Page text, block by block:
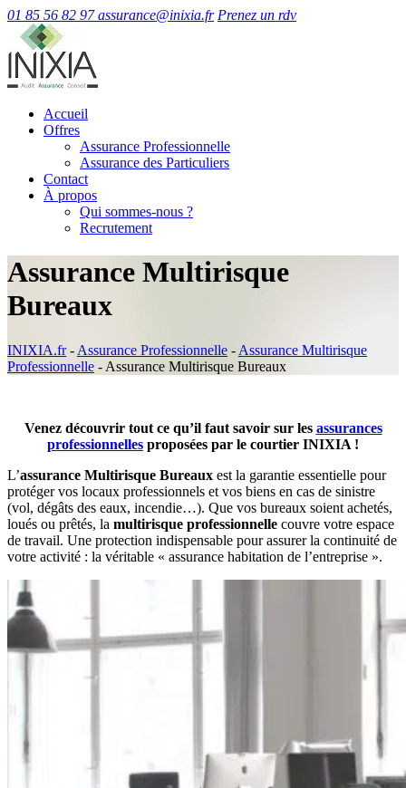
01 85 56 82 97 assurance@inixia.fr Prenez un rdv
Accueil
Offres
Assurance Professionnelle
Assurance des Particuliers
Contact
À propos
Qui sommes-nous ?
Recrutement
Assurance Multirisque
Bureaux
INIXIA.fr- Assurance Professionnelle - Assurance Multirisque
Professionnelle - Assurance Multirisque Bureaux
Venez découvrir tout ce qu’il faut savoir sur les assurances
professionnelles proposées par le courtier INIXIA !
L’assurance Multirisque Bureaux est la garantie essentielle pour
protéger vos locaux professionnels et vos biens en cas de sinistre
(vol, dégâts des eaux, incendie…). Que vos bureaux soient achetés,
loués ou prêtés, la multirisque professionnelle couvre votre espace
de travail. Une protection indispensable pour assurer la continuité de
votre activité : la véritable « assurance habitation de l’entreprise ».